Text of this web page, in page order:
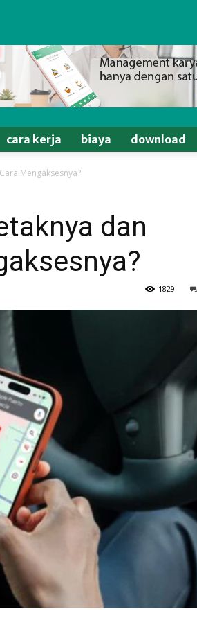
cara kerja biaya download
Mengaksesnya?
dan
1829